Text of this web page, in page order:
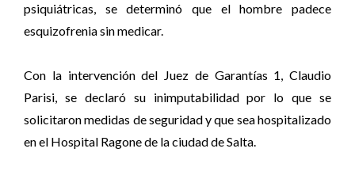
psiquiátricas, se determinó que el hombre padece
esquizofrenia sin medicar.
Con la intervención del Juez de Garantías 1, Claudio
Parisi, se declaró su inimputabilidad por lo que se
solicitaron medidas de seguridad y que sea hospitalizado
en el Hospital Ragone de la ciudad de Salta.